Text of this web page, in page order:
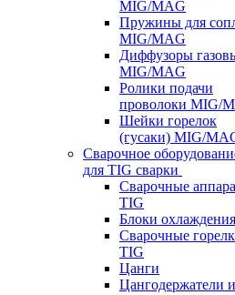
MIG/MAG
Пружины для
MIG/MAG
Диффузоры
MIG/MAG
Ролики подачи
проволоки MIG/
Шейки горелок
(гусаки) MIG/
Сварочное
для TIG сварки
Сварочные
TIG
Блоки охлаждения
Сварочные
TIG
Цанги
Цангодержатели и